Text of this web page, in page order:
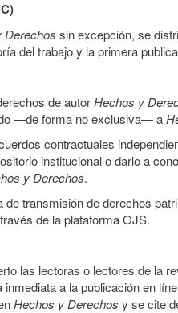
Derechos sin excepción, se
del trabajo y la primera
de autorHechos y
—de forma no exclusiva— a
contractuales
institucional o darlo a
y Derechos.
de transmisión de derechos
de la plataforma OJS.
las lectoras o lectores de la
a la publicación en
Hechos y Derechos y se cite